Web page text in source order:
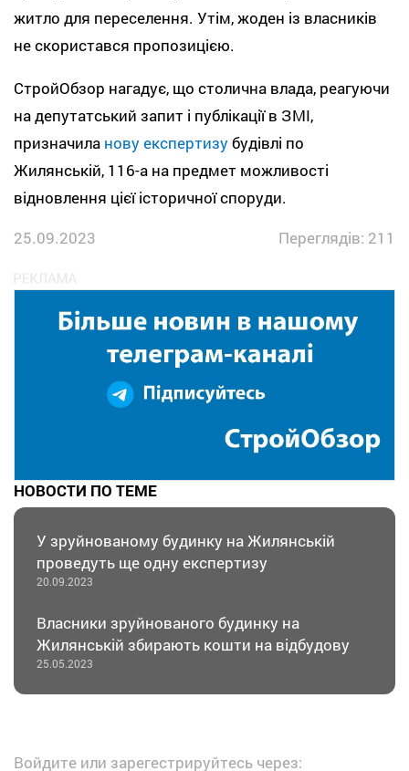
житло для переселення. Утім, жоден із власників
не скористався пропозицією.
СтройОбзор нагадує, що столична влада, реагуючи
на депутатський запит і публікації в ЗМІ,
призначила нову експертизубудівлі по
Жилянській, 116-а на предмет можливості
відновлення цієї історичної споруди.
25.09.2023
Переглядів: 211
НОВОСТИ ПО ТЕМЕ
У зруйнованому будинку на Жилянській
проведуть ще одну експертизу
20.09.2023
Власники зруйнованого будинку на
Жилянській збирають кошти на відбудову
25.05.2023
Войдите или зарегестрируйтесь через: